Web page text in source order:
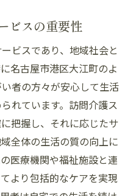
ビスの重要性
ビスであり、地域社会と
名古屋市港区大江町のよ
者の方々が安心して生活
れています。訪問介護ス
把握し、それに応じたサ
全体の生活の質の向上に
医療機関や福祉施設と連
より包括的なケアを実現